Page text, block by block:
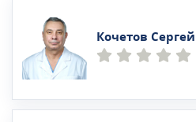
Кочетов